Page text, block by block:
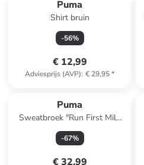
Puma
Shirt bruin
-56%
€ 12,99
Adviesprijs (AVP): € 29,95*
Puma
Sweatbroek "Run First Mile
Jogger Parisian" donkerblauw
-67%
€ 32,99